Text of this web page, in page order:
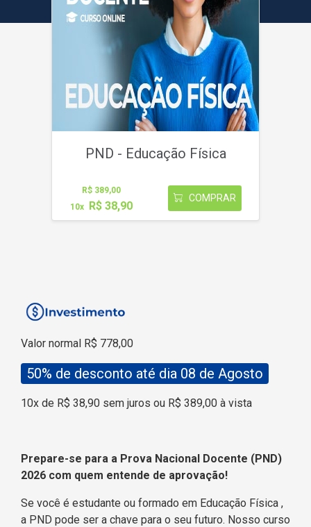
PND - Educação Física
R$ 389,00
10x
R$ 38,90
COMPRAR
Valor normal R$ 778,00
50% de desconto até dia 08 de Agosto
10x de R$ 38,90 sem juros ou R$ 389,00 à vista
Prepare-se para a Prova Nacional Docente (PND)
2026 com quem entende de aprovação!
Se você é estudante ou formado em Educação Física ,
a PND pode ser a chave para o seu futuro. Nosso curso